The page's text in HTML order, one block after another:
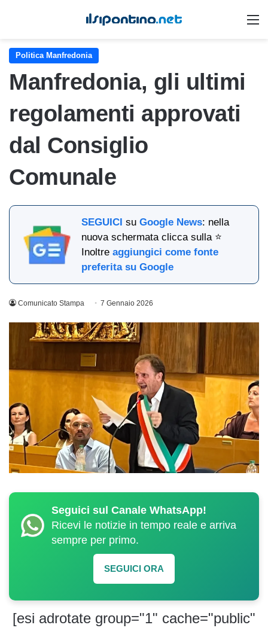
Politica Manfredonia
Manfredonia, gli ultimi
regolamenti approvati
dal Consiglio
Comunale
SEGUICI suGoogle News: nella
nuova schermata clicca sulla ⭐
Inoltreaggiungici come fonte
preferita su Google
Comunicato Stampa 7 Gennaio 2026
Seguici sul Canale WhatsApp!
Ricevi le notizie in tempo reale e arriva
sempre per primo.
SEGUICI ORA
[esi adrotate group="1" cache="public"